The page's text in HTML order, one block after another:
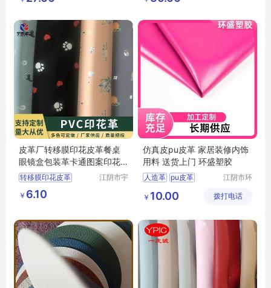
皮革背胶价格
厂家pu皮革
皮革厂转移膜印花皮革餐桌
眼镜盒包装革卡通图案印花
皮革
转移膜印花皮革
江阴市宇
￥ 6.10
仿真皮pu皮革 家居装修内饰
用料 送货上门 环盛塑胶
人造革 pu皮革
PU透气皮革
水刺布pu皮革
江阴市环
限公司
￥ 10.00 拨打电话